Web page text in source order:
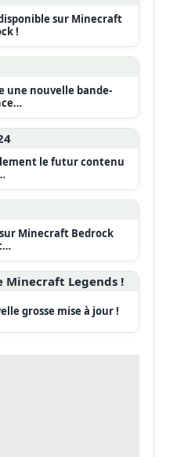
sur Minecraft
!
une nouvelle bande-
le futur contenu
Minecraft Bedrock
grosse mise à jour !